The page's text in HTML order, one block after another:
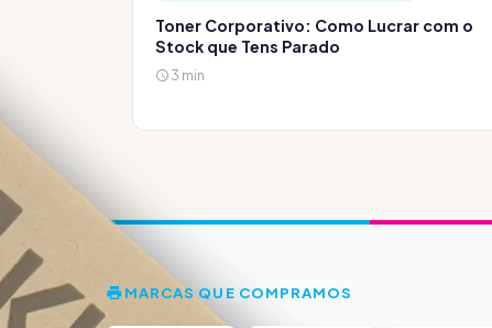
Toner Corporativo: Como Lucrar com o
Stock que Tens Parado
3 min
MARCAS QUE COMPRAMOS